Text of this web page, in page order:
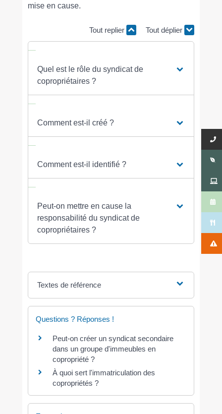
mise en cause.
Tout replier Tout déplier
Quel est le rôle du syndicat de
copropriétaires ?
Comment est-il créé ?
Comment est-il identifié ?
Peut-on mettre en cause la
responsabilité du syndicat de
copropriétaires ?
Textes de référence
Questions ? Réponses !
Peut-on créer un syndicat secondaire
dans un groupe d'immeubles en
copropriété ?
À quoi sert l'immatriculation des
copropriétés ?